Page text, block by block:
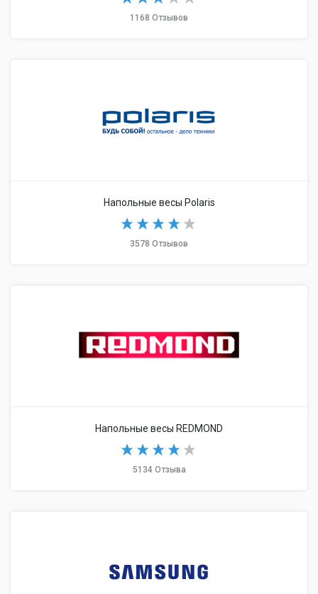
1168 Отзывов
Напольные весы Polaris
3578 Отзывов
Напольные весы REDMOND
5134 Отзыва